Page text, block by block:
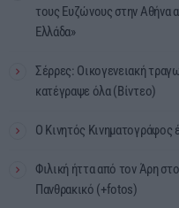
τους Ευζώνους στην Αθήνα
Ελλάδα»
Σέρρες: Οικογενειακή
κατέγραψε όλα (Βίντεο)
Ο Κινητός Κινηματογράφος
Φιλική ήττα από τον Άρη
Πανθρακικό (+fotos)